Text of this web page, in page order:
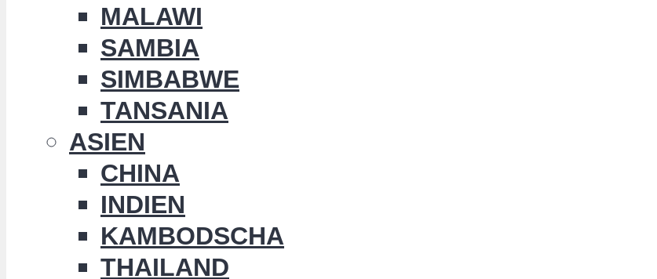
MALAWI
SAMBIA
SIMBABWE
TANSANIA
ASIEN
CHINA
INDIEN
KAMBODSCHA
THAILAND